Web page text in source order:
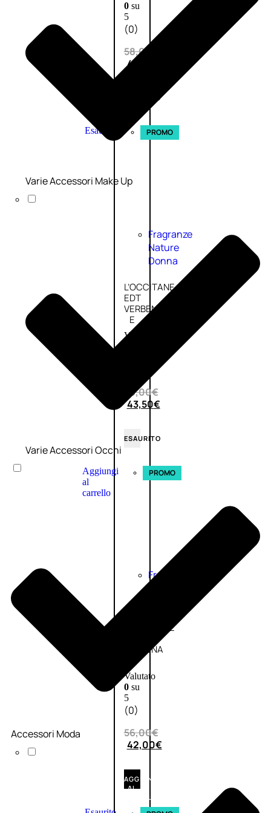
0su
5
(0)
58,00
43,50
ESAURITO
Esaurito PROMO
Fragranze
Nature
Donna
L’OCCITANE
EDT
VERBENA
E
Valutato
58,00€
43,50€
ESAURITO
Aggiungi
al
carrello
PROMO
Fragranze
L’OCCITANE
VERBENA
Valutato
0su
5
(0)
56,00€
42,00€
AGGIUNGI
AL
CARRELLO
Varie Accessori Make Up
Varie Accessori Occhi
Accessori Moda